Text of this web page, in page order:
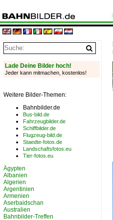
Lade Deine Bilder hoch!
Jeder kann mitmachen, kostenlos!
Weitere Bilder-Themen:
Bahnbilder.de
Bus-bild.de
Fahrzeugbilder.de
Schiffbilder.de
Flugzeug-bild.de
Staedte-fotos.de
Landschaftsfotos.eu
Tier-fotos.eu
Ägypten
Albanien
Algerien
Argentinien
Armenien
Aserbaidschan
Australien
Bahnbilder-Treffen